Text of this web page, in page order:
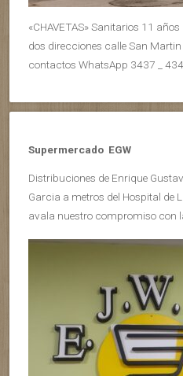
«CHAVETAS» Sanitarios 11
dos direcciones calle San
contactos WhatsApp 3437 _
Supermercado EGW
Distribuciones de Enrique
Garcia a metros del Hospital de
avala nuestro compromiso con